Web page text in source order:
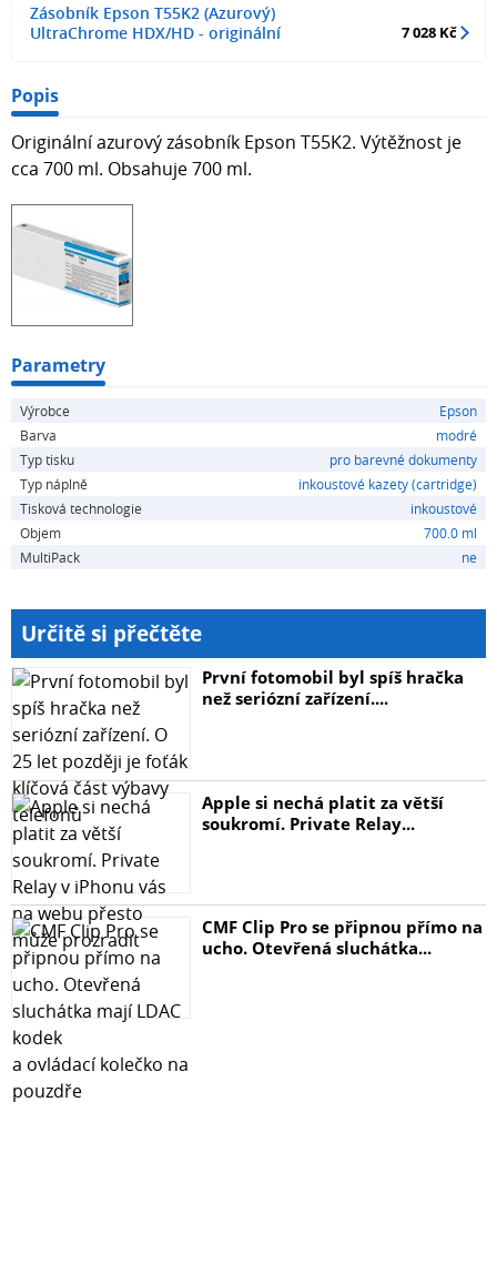
Zásobník Epson T55K2 (Azurový)
UltraChrome HDX/HD - originální
7 028 Kč
Popis
Originální azurový zásobník Epson T55K2. Výtěžnost je
cca 700 ml. Obsahuje 700 ml.
Parametry
Výrobce
Epson
Barva
modré
Typ tisku
pro barevné dokumenty
Typ náplně
inkoustové kazety (cartridge)
Tisková technologie
inkoustové
Objem
700.0 ml
MultiPack
ne
Určitě si přečtěte
První fotomobil byl spíš hračka
než seriózní zařízení....
Apple si nechá platit za větší
soukromí. Private Relay...
CMF Clip Pro se připnou přímo na
ucho. Otevřená sluchátka...